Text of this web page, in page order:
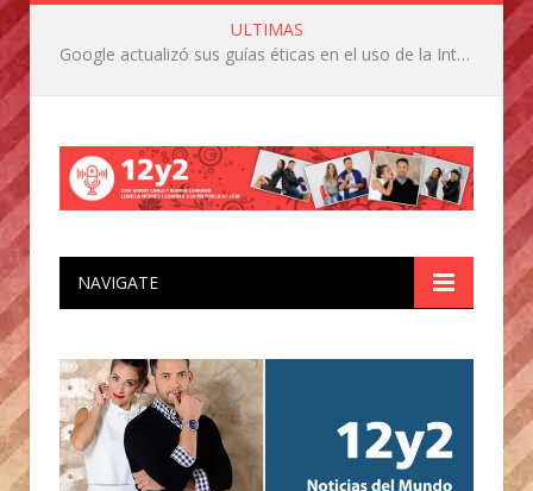
ULTIMAS
Google actualizó sus guías éticas en el uso de la Inteligencia ArtificIal
NAVIGATE